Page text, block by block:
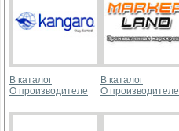
В каталог
О производителе
В каталог
О производителе